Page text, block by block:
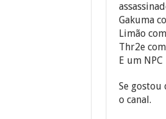
Gakuma
Limão
Thr2e
E um
Se gostou
o canal.